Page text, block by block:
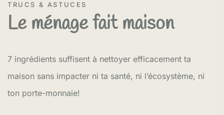
TRUCS & ASTUCES
Le ménage fait maison
7 ingrédients suffisent à nettoyer efficacement ta
maison sans impacter ni ta santé, ni l’écosystème, ni
ton porte-monnaie!